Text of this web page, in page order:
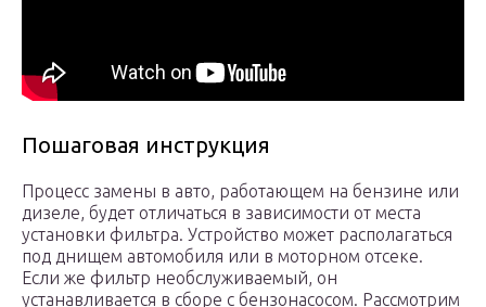
Пошаговая инструкция
Процесс замены в авто, работающем на бензине или
дизеле, будет отличаться в зависимости от места
установки фильтра. Устройство может располагаться
под днищем автомобиля или в моторном отсеке.
Если же фильтр необслуживаемый, он
устанавливается в сборе с бензонасосом. Рассмотрим